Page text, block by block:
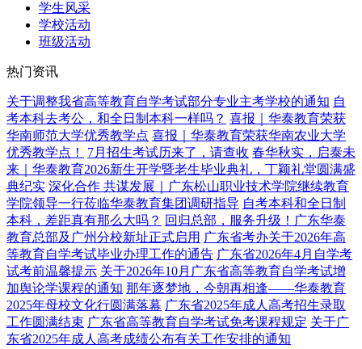
学生风采
学校活动
班级活动
热门资讯
关于调整我省高等教育自学考试部分专业主考学校的通知 自
考本科去考公，和全日制本科一样吗？ 喜报｜华泰教育荣获
华南师范大学优秀教学点 喜报｜华泰教育荣获华南农业大学
优秀教学点！
7月招生考试历来了，请查收 春华秋实，启泰未
来｜华泰教育2026新生开学暨老生毕业典礼，丁颖礼堂圆满盛
典纪实 深化合作 共谋发展｜广东松山职业技术学院继续教育
学院领导一行莅临华泰教育集团调研指导 自考本科和全日制
本科，差距真有那么大吗？ 回归总部，服务升级！广东华泰
教育总部及广州分校新址正式启用 广东省考办关于2026年高
等教育自学考试毕业办理工作的通告 广东省2026年4月自学考
试考前温馨提示 关于2026年10月广东省高等教育自学考试增
加舆论学课程的通知 那年逐梦地，今朝再相逢——华泰教育
2025年母校文化行圆满落幕 广东省2025年成人高考招生录取
工作圆满结束 广东省高等教育自学考试免考课程规定 关于广
东省2025年成人高考成绩公布有关工作安排的通知